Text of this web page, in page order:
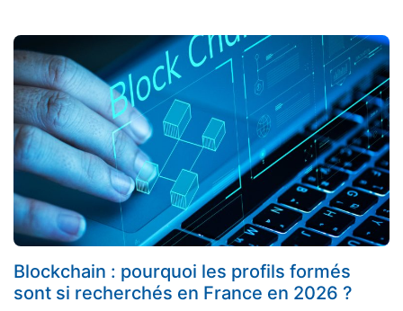
Blockchain : pourquoi les profils formés
sont si recherchés en France en 2026 ?